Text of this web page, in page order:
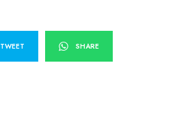
TWEET SHARE